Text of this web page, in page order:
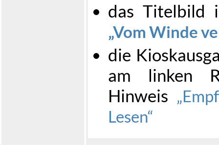
das Titelbild
Vom Winde
die
am linken
Hinweis
Lesen